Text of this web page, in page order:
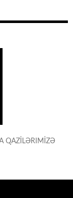
QAZİLƏRIMİZƏ